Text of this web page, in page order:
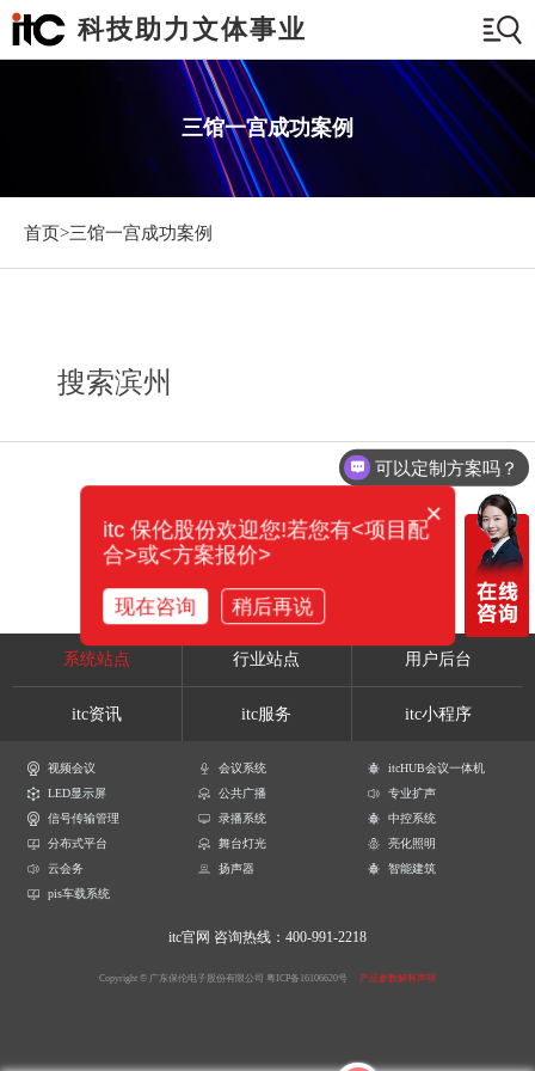
科技助力文体事业
三馆一宫成功案例
首页>三馆一宫成功案例
搜索滨州
系统站点 行业站点 用户后台
itc资讯 itc服务 itc小程序
视频会议 会议系统
itcHUB会议一体机
LED显示屏
公共广播
专业扩声
信号传输管理
录播系统
中控系统
分布式平台
舞台灯光
亮化照明
云会务
扬声器
智能建筑
pis车载系统
itc官网 咨询热线：400-991-2218
Copyright © 广东保伦电子股份有限公司 粤ICP备16106620号 产品参数解释声明
可以定制方案吗？
×
itc 保伦股份欢迎您!若您有<项目配
合>或<方案报价>
现在咨询 稍后再说